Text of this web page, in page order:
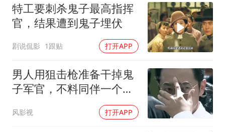
特工要刺杀鬼子最高指挥
官，结果遭到鬼子埋伏
剧说侃影 1跟贴 打开APP
男人用狙击枪准备干掉鬼
子军官，不料同伴一个手
风影视 打开APP